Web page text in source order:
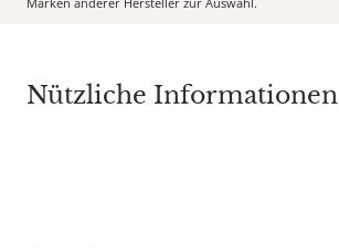
Nützliche Informationen